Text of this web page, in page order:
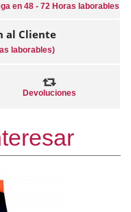
en 48 - 72 Horas laborables
al Cliente
laborables)
Devoluciones